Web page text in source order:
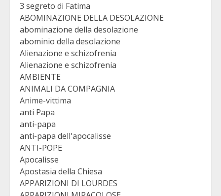
3 segreto di Fatima
ABOMINAZIONE DELLA DESOLAZIONE
abominazione della desolazione
abominio della desolazione
Alienazione e schizofrenia
Alienazione e schizofrenia
AMBIENTE
ANIMALI DA COMPAGNIA
Anime-vittima
anti Papa
anti-papa
anti-papa dell'apocalisse
ANTI-POPE
Apocalisse
Apostasia della Chiesa
APPARIZIONI DI LOURDES